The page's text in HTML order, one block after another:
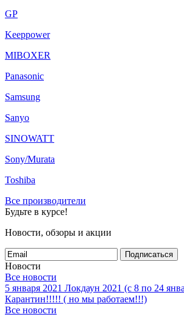
GP
Keeppower
MIBOXER
Panasonic
Samsung
Sanyo
SINOWATT
Sony/Murata
Toshiba
Все производители
Будьте в курсе!
Новости, обзоры и акции
Подписаться
Новости
Все новости
5 января 2021 Локдаун 2021 (с 8 по 24
Карантин!!!!! ( но мы работаем!!!)
Все новости